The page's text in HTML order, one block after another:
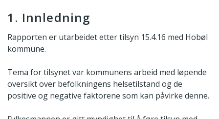
1. Innledning
Rapporten er utarbeidet etter tilsyn 15.4.16 med Hobøl
kommune.
Tema for tilsynet var kommunens arbeid med løpende
oversikt over befolkningens helsetilstand og de
positive og negative faktorene som kan påvirke denne.